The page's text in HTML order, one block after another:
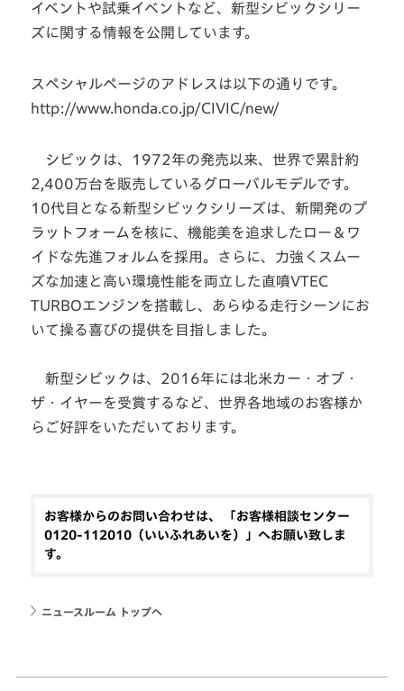
イベントや試乗イベントなど、新型シビックシリー
ズに関する情報を公開しています。
スペシャルページのアドレスは以下の通りです。
http://www.honda.co.jp/CIVIC/new/
シビックは、1972年の発売以来、世界で累計約
2,400万台を販売しているグローバルモデルです。
10代目となる新型シビックシリーズは、新開発のプ
ラットフォームを核に、機能美を追求したロー＆ワ
イドな先進フォルムを採用。さらに、力強くスムー
ズな加速と高い環境性能を両立した直噴VTEC
TURBOエンジンを搭載し、あらゆる走行シーンにお
いて操る喜びの提供を目指しました。
新型シビックは、2016年には北米カー・オブ・
ザ・イヤーを受賞するなど、世界各地域のお客様か
らご好評をいただいております。
お客様からのお問い合わせは、 「お客様相談センター
0120-112010（いいふれあいを）」へお願い致しま
す。
ニュースルーム トップへ